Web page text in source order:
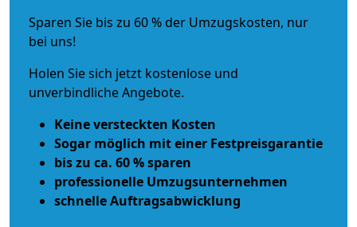
Sparen Sie bis zu 60 % der Umzugskosten, nur
bei uns!
Holen Sie sich jetzt kostenlose und
unverbindliche Angebote.
Keine versteckten Kosten
Sogar möglich mit einer Festpreisgarantie
bis zu ca. 60 % sparen
professionelle Umzugsunternehmen
schnelle Auftragsabwicklung